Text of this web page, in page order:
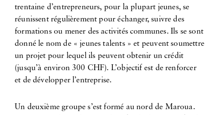
trentaine d’entrepreneurs, pour la plupart jeunes, se
réunissent régulièrement pour échanger, suivre des
formations ou mener des activités communes. Ils se sont
donné le nom de « jeunes talents » et peuvent soumettre
un projet pour lequel ils peuvent obtenir un crédit
(jusqu’à environ 300 CHF). L’objectif est de renforcer
et de développer l’entreprise.
Un deuxième groupe s’est formé au nord de Maroua.